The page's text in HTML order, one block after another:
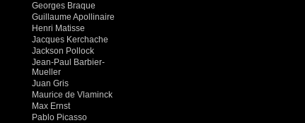
Georges Braque
Guillaume Apollinaire
Henri Matisse
Jacques Kerchache
Jackson Pollock
Jean-Paul Barbier-
Mueller
Juan Gris
Maurice de Vlaminck
Max Ernst
Pablo Picasso